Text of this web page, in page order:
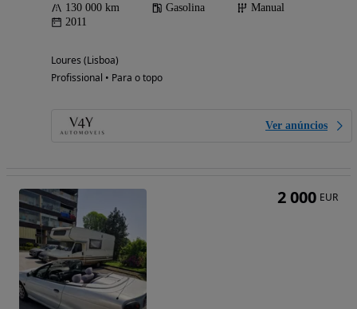
130 000 km Gasolina
Manual
2011
Loures (Lisboa)
Profissional • Para o topo
Ver anúncios
2 000 EUR